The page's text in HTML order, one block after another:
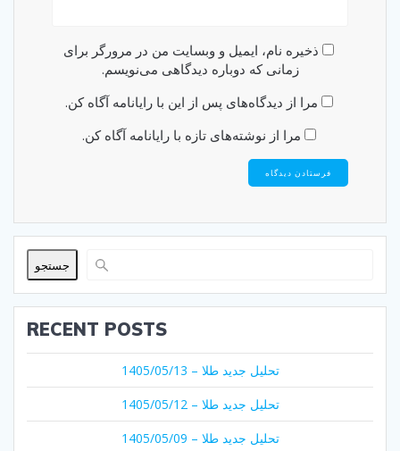
ذخیره نام، ایمیل و وبسایت من در مرورگر برای
زمانی که دوباره دیدگاهی می‌نویسم.
مرا از دیدگاه‌های پس از این با رایانامه آگاه کن.
مرا از نوشته‌های تازه با رایانامه آگاه کن.
جستجو
RECENT POSTS
تحلیل جدید طلا – 1405/05/13
تحلیل جدید طلا – 1405/05/12
تحلیل جدید طلا – 1405/05/09